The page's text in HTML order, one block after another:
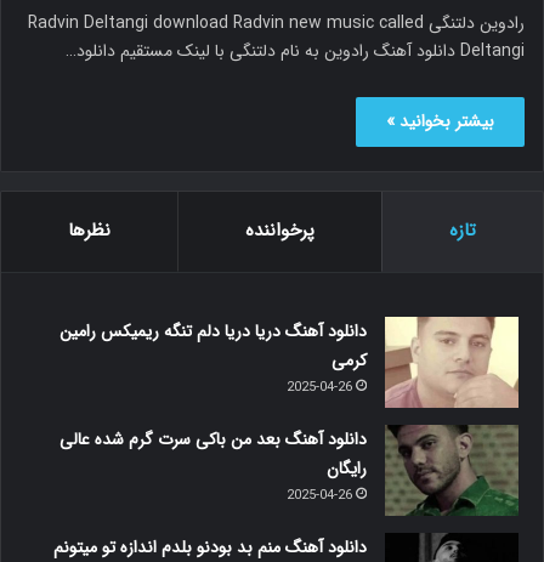
رادوین دلتنگی Radvin Deltangi download Radvin new music called
Deltangi دانلود آهنگ رادوین به نام دلتنگی با لینک مستقیم دانلود…
بیشتر بخوانید »
تازه پرخواننده نظرها
دانلود آهنگ دریا دریا دلم تنگه ریمیکس رامین
کرمی
2025-04-26
دانلود آهنگ بعد من باکی سرت گرم شده عالی
رایگان
2025-04-26
دانلود آهنگ منم بد بودنو بلدم اندازه تو میتونم